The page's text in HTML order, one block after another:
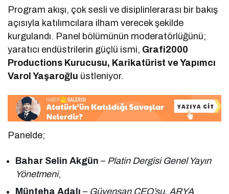
Program akışı, çok sesli ve disiplinlerarası bir bakış
açısıyla katılımcılara ilham verecek şekilde
kurgulandı. Panel bölümünün moderatörlüğünü;
yaratıcı endüstrilerin güçlü ismi, Grafi2000
Productions Kurucusu, Karikatürist ve Yapımcı
Varol Yaşaroğlu üstleniyor.
Panelde;
Bahar Selin Akgün– Platin Dergisi Genel Yayın
Yönetmeni,
Münteha Adalı– Güvensan CEO’su, ARYA